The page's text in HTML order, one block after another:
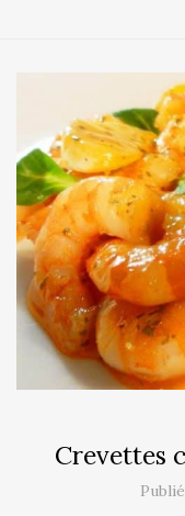
Crevettes